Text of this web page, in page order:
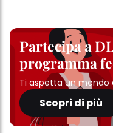
Partecipa a
programma
Ti aspetta un mondo
Scopri di più